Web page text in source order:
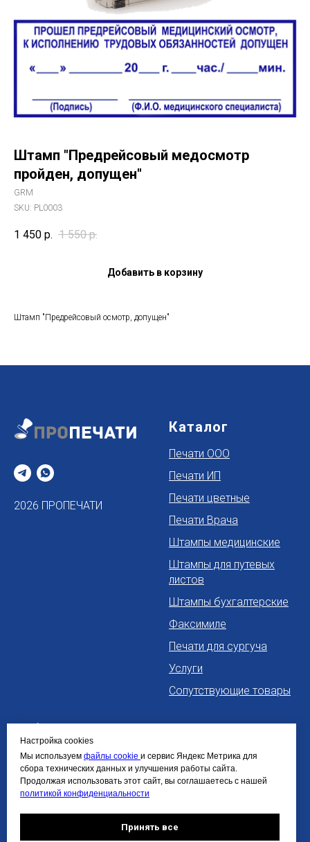
Настройка cookies
Мы используем файлы cookie и сервис Яндекс Метрика для
сбора технических данных и улучшения работы сайта.
Продолжая использовать этот сайт, вы соглашаетесь с нашей
политикой конфиденциальности
Принять все
Штамп "Предрейсовый медосмотр
пройден, допущен"
GRM
SKU: PL0003
1 450 р. 1 550 р.
Добавить в корзину
Штамп "Предрейсовый осмотр, допущен"
2026 ПРОПЕЧАТИ
Каталог
Печати ООО
Печати ИП
Печати цветные
Печати Врача
Штампы медицинские
Штампы для путевых
листов
Штампы бухгалтерские
Факсимиле
Печати для сургуча
Услуги
Сопутствующие товары
Информация
Политика
конфиденциальности
Политика обработки
персональных данных
Политика cookie
Требования к макетам
Контакты
+7 963 260 0060
info@pro-pechaty24.ru